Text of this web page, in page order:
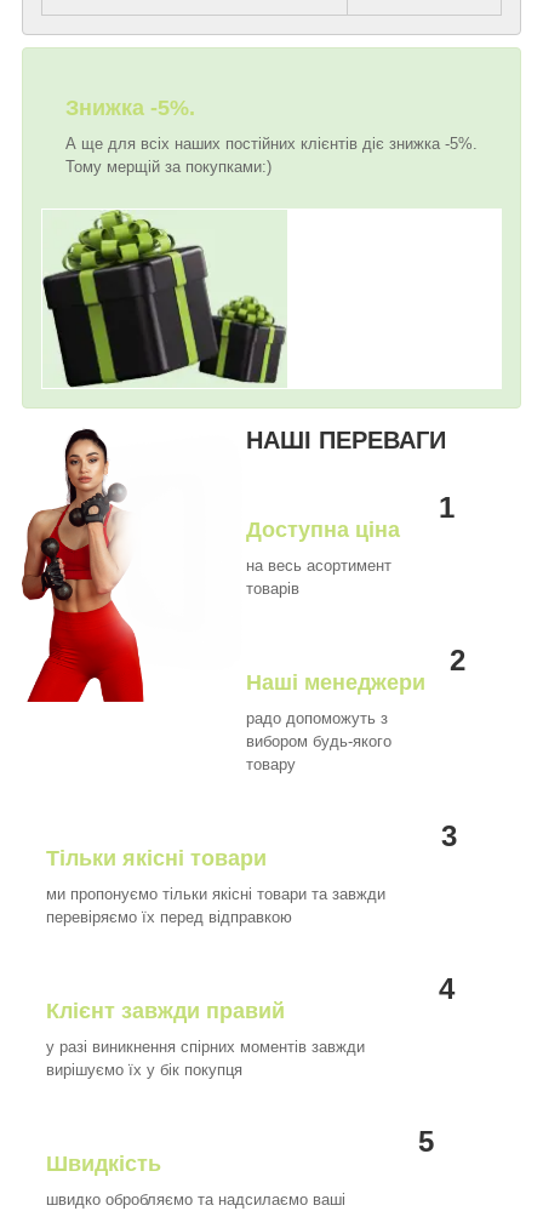
Знижка -5%.
А ще для всіх наших постійних клієнтів діє знижка -5%.
Тому мерщій за покупками:)
НАШІ ПЕРЕВАГИ
1
Доступна ціна
на весь асортимент
товарів
2
Наші менеджери
радо допоможуть з
вибором будь-якого
товару
3
Тільки якісні товари
ми пропонуємо тільки якісні товари та завжди
перевіряємо їх перед відправкою
4
Клієнт завжди правий
у разі виникнення спірних моментів завжди
вирішуємо їх у бік покупця
5
Швидкість
швидко обробляємо та надсилаємо ваші